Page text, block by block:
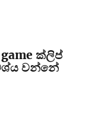
ක්ලිප්
වන්නේ